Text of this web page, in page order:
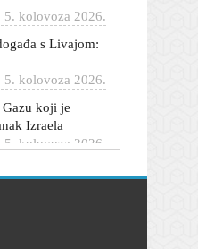
s Livajom:
5. kolovoza 2026.
Gazu koji je
Izraela
5. kolovoza 2026.
u
5. kolovoza 2026.